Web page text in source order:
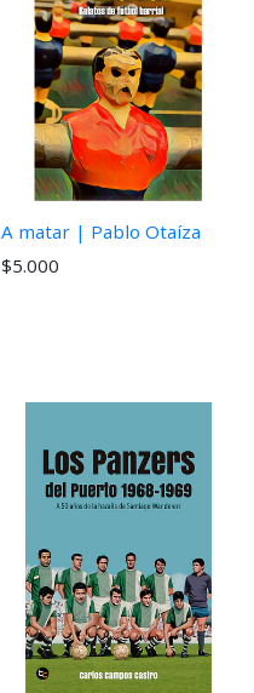
A matar | Pablo Otaíza
$5.000